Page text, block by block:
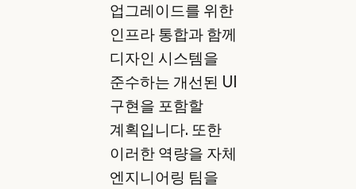
업그레이드를 위한
인프라 통합과 함께
디자인 시스템을
준수하는 개선된 UI
구현을 포함할
계획입니다. 또한
이러한 역량을 자체
엔지니어링 팀을